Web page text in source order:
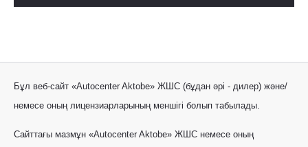
Бұл веб-сайт «Autocenter Aktobe» ЖШС (бұдан әрі - дилер) және/
немесе оның лицензиарларының меншігі болып табылады.
Сайттағы мазмұн «Autocenter Aktobe» ЖШС немесе оның